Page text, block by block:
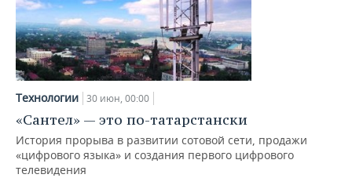
Технологии 30 июн, 00:00
«Сантел» — это по-татарстански
История прорыва в развитии сотовой сети, продажи
«цифрового языка» и создания первого цифрового
телевидения